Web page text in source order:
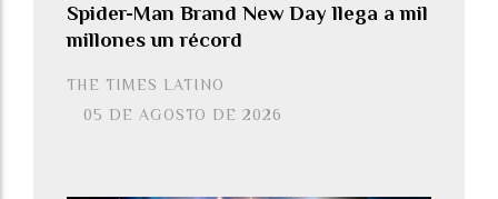
Spider-Man Brand New Day llega a mil
millones un récord
THE TIMES LATINO
05 DE AGOSTO DE 2026